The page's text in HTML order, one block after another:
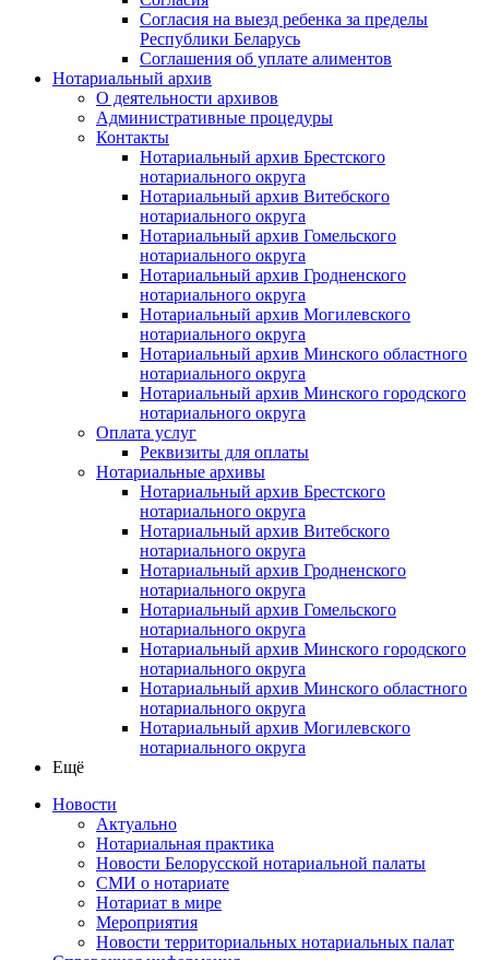
Согласия на выезд ребенка за пределы
Республики Беларусь
Соглашения об уплате алиментов
Нотариальный архив
О деятельности архивов
Административные процедуры
Контакты
Нотариальный архив Брестского
нотариального округа
Нотариальный архив Витебского
нотариального округа
Нотариальный архив Гомельского
нотариального округа
Нотариальный архив Гродненского
нотариального округа
Нотариальный архив Могилевского
нотариального округа
Нотариальный архив Минского областного
нотариального округа
Нотариальный архив Минского городского
нотариального округа
Оплата услуг
Реквизиты для оплаты
Нотариальные архивы
Нотариальный архив Брестского
нотариального округа
Нотариальный архив Витебского
нотариального округа
Нотариальный архив Гродненского
нотариального округа
Нотариальный архив Гомельского
нотариального округа
Нотариальный архив Минского городского
нотариального округа
Нотариальный архив Минского областного
нотариального округа
Нотариальный архив Могилевского
нотариального округа
Ещё
Новости
Актуально
Нотариальная практика
Новости Белорусской нотариальной палаты
СМИ о нотариате
Нотариат в мире
Мероприятия
Новости территориальных нотариальных палат